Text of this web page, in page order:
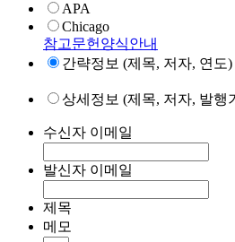
APA
Chicago
참고문헌양식안내
간략정보 (제목, 저자, 연도)
상세정보 (제목, 저자, 발행
수신자 이메일
발신자 이메일
제목
메모